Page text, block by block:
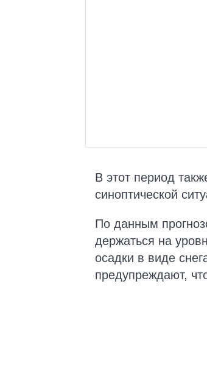
В этот период
синоптической
По данным
держаться на
осадки в виде
предупреждают,